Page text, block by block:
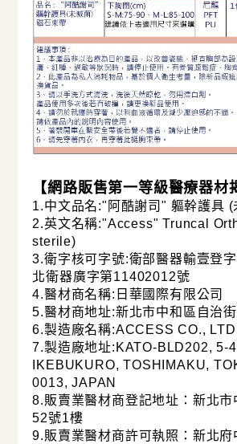
【網路販售第一等級醫療器材
1.中文品名:"阿酷謝司" 軀幹護具 (
2.英文名稱:"Access" Truncal
sterile)
3.衛字核可字號:衛部醫器輸壹登
北衛器廣字第11402012號
4.醫材商名稱:日華國際有限公司
5.醫材商地址:新北市中和區自治
6.製造廠名稱:ACCESS CO.,
7.製造廠地址:KATO-BLD202, 5-
IKEBUKURO, TOSHIMAKU,
0013, JAPAN
8.販賣業醫材商登記地址：新北市
52號1樓
9.販賣業醫材商許可執照：新北府